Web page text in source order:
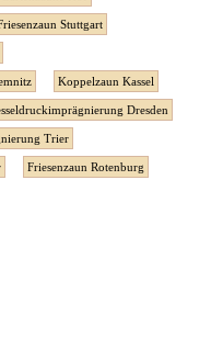
Stuttgart
Koppelzaun Kassel
Dresden
Trier
Friesenzaun Rotenburg